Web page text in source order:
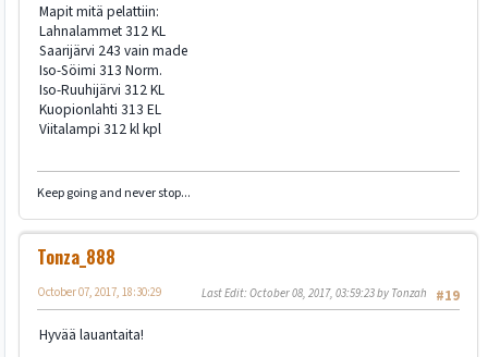
Mapit mitä pelattiin:
Lahnalammet 312 KL
Saarijärvi 243 vain made
Iso-Söimi 313 Norm.
Iso-Ruuhijärvi 312 KL
Kuopionlahti 313 EL
Viitalampi 312 kl kpl
Keep going and never stop...
Tonza_888
#19
October 07, 2017, 18:30:29 Last Edit: October 08, 2017, 03:59:23 by Tonzah
Hyvää lauantaita!